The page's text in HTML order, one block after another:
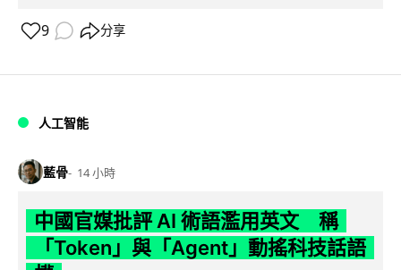
9 分享
人工智能
藍骨 14 小時
中國官媒批評 AI 術語濫用英文 稱
「Token」與「Agent」動搖科技話語